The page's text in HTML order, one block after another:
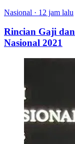
Nasional · 12 jam lalu
Rincian Gaji
Nasional 2021